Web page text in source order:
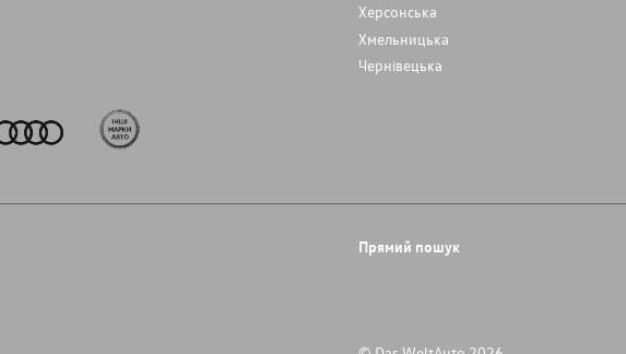
Херсонська
Хмельницька
Чернівецька
Прямий пошук